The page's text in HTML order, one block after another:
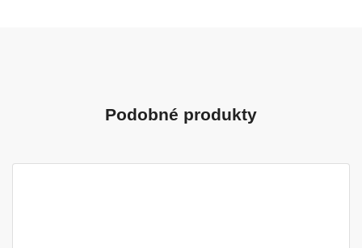
Podobné produkty